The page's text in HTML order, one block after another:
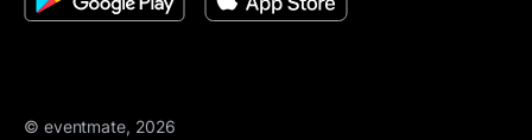
© eventmate, 2026